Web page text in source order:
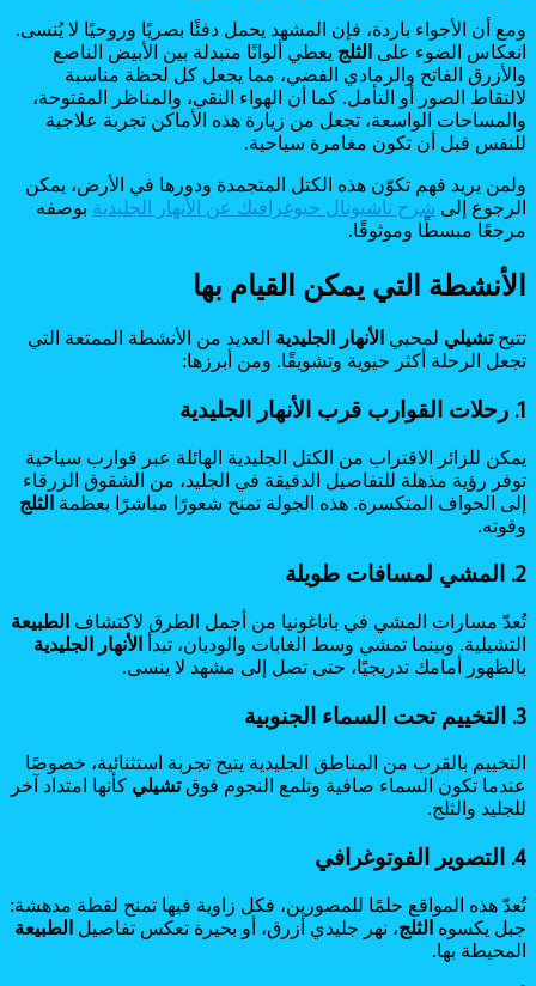
ومع أن الأجواء باردة، فإن المشهد يحمل دفئًا بصريًا وروحيًا لا يُنسى.
انعكاس الضوء على الثلج يعطي ألوانًا متبدلة بين الأبيض الناصع
والأزرق الفاتح والرمادي الفضي، مما يجعل كل لحظة مناسبة
لالتقاط الصور أو التأمل. كما أن الهواء النقي، والمناظر المفتوحة،
والمساحات الواسعة، تجعل من زيارة هذه الأماكن تجربة علاجية
للنفس قبل أن تكون مغامرة سياحية.
ولمن يريد فهم تكوّن هذه الكتل المتجمدة ودورها في الأرض، يمكن
الرجوع إلى شرح ناشيونال جيوغرافيك عن الأنهار الجليدية بوصفه
مرجعًا مبسطًا وموثوقًا.
الأنشطة التي يمكن القيام بها
تتيحتشيلي لمحبي الأنهار الجليدية العديد من الأنشطة الممتعة التي
تجعل الرحلة أكثر حيوية وتشويقًا. ومن أبرزها:
1. رحلات القوارب قرب الأنهار الجليدية
يمكن للزائر الاقتراب من الكتل الجليدية الهائلة عبر قوارب سياحية
توفر رؤية مذهلة للتفاصيل الدقيقة في الجليد، من الشقوق الزرقاء
إلى الحواف المتكسرة. هذه الجولة تمنح شعورًا مباشرًا بعظمة الثلج
وقوته.
2. المشي لمسافات طويلة
تُعدّ مسارات المشي في باتاغونيا من أجمل الطرق لاكتشاف الطبيعة
التشيلية. وبينما تمشي وسط الغابات والوديان، تبدأ
الأنهار الجليدية
بالظهور أمامك تدريجيًا، حتى تصل إلى مشهد لا ينسى.
3. التخييم تحت السماء الجنوبية
التخييم بالقرب من المناطق الجليدية يتيح تجربة استثنائية، خصوصًا
عندما تكون السماء صافية وتلمع النجوم فوقتشيلي كأنها امتداد آخر
للجليد والثلج.
4. التصوير الفوتوغرافي
تُعدّ هذه المواقع حلمًا للمصورين، فكل زاوية فيها تمنح لقطة مدهشة:
جبل يكسوه الثلج، نهر جليدي أزرق، أو بحيرة تعكس تفاصيل الطبيعة
المحيطة بها.